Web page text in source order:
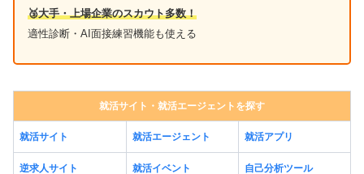
🥉大手・上場企業のスカウト多数！
適性診断・AI面接練習機能も使える
就活サイト・就活エージェントを探す
就活サイト 就活エージェント 就活アプリ
逆求人サイト 就活イベント 自己分析ツール